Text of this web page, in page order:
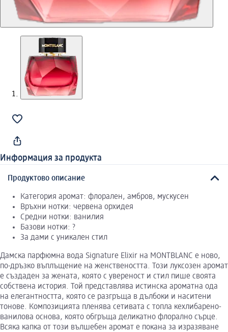
Информация за продукта
Продуктово описание
Категория аромат: флорален, амбров, мускусен
Връхни нотки: червена орхидея
Средни нотки: ванилия
Базови нотки: ?
За дами с уникален стил
Дамска парфюмна вода Signature Elixir на MONTBLANC е ново,
по-дръзко въплъщение на женствеността. Този луксозен аромат
е създаден за жената, която с увереност и стил пише своята
собствена история. Той представлява истинска ароматна ода
на елегантността, която се разгръща в дълбоки и наситени
тонове. Композицията пленява сетивата с топла кехлибарено-
ванилова основа, която обгръща деликатно флорално сърце.
Всяка капка от този вълшебен аромат е покана за изразяване